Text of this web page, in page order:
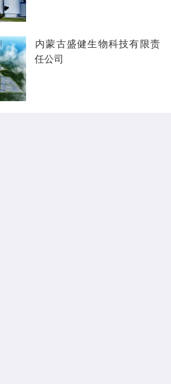
​内蒙古盛健生物科技有限责
任公司